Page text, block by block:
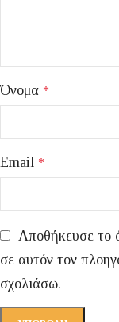
Όνομα *
Email *
Αποθήκευσε το
σε αυτόν τον
σχολιάσω.